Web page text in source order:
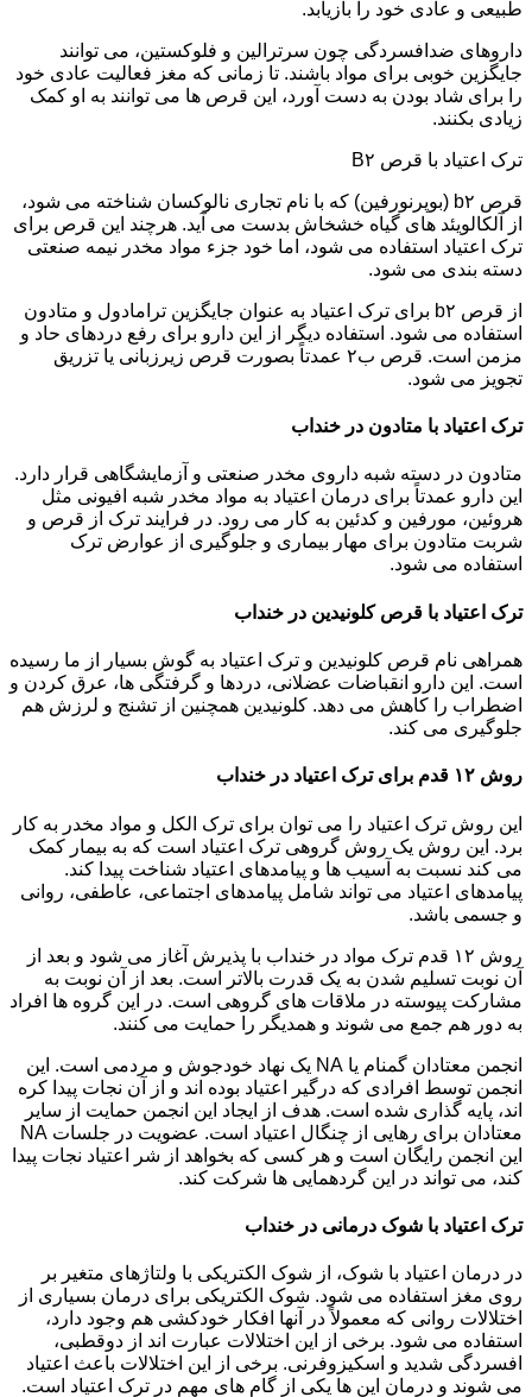
طبیعی و عادی خود را بازیابد.
داروهای ضدافسردگی چون سرترالین و فلوکستین، می توانند
جایگزین خوبی برای مواد باشند. تا زمانی که مغز فعالیت عادی خود
را برای شاد بودن به دست آورد، این قرص ها می توانند به او کمک
زیادی بکنند.
ترک اعتیاد با قرص B۲
قرص b۲ (بوپرنورفین) که با نام تجاری نالوکسان شناخته می شود،
از آلکالویئد های گیاه خشخاش بدست می آید. هرچند این قرص برای
ترک اعتیاد استفاده می شود، اما خود جزء مواد مخدر نیمه صنعتی
دسته بندی می شود.
از قرص b۲ برای ترک اعتیاد به عنوان جایگزین ترامادول و متادون
استفاده می شود. استفاده دیگر از این دارو برای رفع دردهای حاد و
مزمن است. قرص ب۲ عمدتاً بصورت قرص زیرزبانی یا تزریق
تجویز می شود.
ترک اعتیاد با متادون در خنداب
متادون در دسته شبه داروی مخدر صنعتی و آزمایشگاهی قرار دارد.
این دارو عمدتاً برای درمان اعتیاد به مواد مخدر شبه افیونی مثل
هروئین، مورفین و کدئین به کار می رود. در فرایند ترک از قرص و
شربت متادون برای مهار بیماری و جلوگیری از عوارض ترک
استفاده می شود.
ترک اعتیاد با قرص کلونیدین در خنداب
همراهی نام قرص کلونیدین و ترک اعتیاد به گوش بسیار از ما رسیده
است. این دارو انقباضات عضلانی، دردها و گرفتگی ها، عرق کردن و
اضطراب را کاهش می دهد. کلونیدین همچنین از تشنج و لرزش هم
جلوگیری می کند.
روش ۱۲ قدم برای ترک اعتیاد در خنداب
این روش ترک اعتیاد را می توان برای ترک الکل و مواد مخدر به کار
برد. این روش یک روش گروهی ترک اعتیاد است که به بیمار کمک
می کند نسبت به آسیب ها و پیامدهای اعتیاد شناخت پیدا کند.
پیامدهای اعتیاد می تواند شامل پیامدهای اجتماعی، عاطفی، روانی
و جسمی باشد.
روش ۱۲ قدم ترک مواد در خنداب با پذیرش آغاز می شود و بعد از
آن نوبت تسلیم شدن به یک قدرت بالاتر است. بعد از آن نوبت به
مشارکت پیوسته در ملاقات های گروهی است. در این گروه ها افراد
به دور هم جمع می شوند و همدیگر را حمایت می کنند.
انجمن معتادان گمنام یا NA یک نهاد خودجوش و مردمی است. این
انجمن توسط افرادی که درگیر اعتیاد بوده اند و از آن نجات پیدا کره
اند، پایه گذاری شده است. هدف از ایجاد این انجمن حمایت از سایر
معتادان برای رهایی از چنگال اعتیاد است. عضویت در جلسات NA
این انجمن رایگان است و هر کسی که بخواهد از شر اعتیاد نجات پیدا
کند، می تواند در این گردهمایی ها شرکت کند.
ترک اعتیاد با شوک درمانی در خنداب
در درمان اعتیاد با شوک، از شوک الکتریکی با ولتاژهای متغیر بر
روی مغز استفاده می شود. شوک الکتریکی برای درمان بسیاری از
اختلالات روانی که معمولاً در آنها افکار خودکشی هم وجود دارد،
استفاده می شود. برخی از این اختلالات عبارت اند از دوقطبی،
افسردگی شدید و اسکیزوفرنی. برخی از این اختلالات باعث اعتیاد
می شوند و درمان این ها یکی از گام های مهم در ترک اعتیاد است.